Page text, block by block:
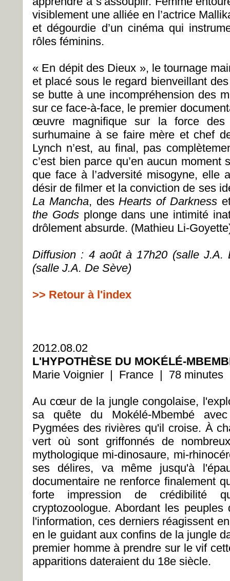
visiblement une alliée en l’actrice
et dégourdie d’un cinéma qui
rôles féminins.
« En dépit des Dieux », le tournage
et placé sous le regard bienveillant
se butte à une incompréhension des
sur ce face-à-face, le premier
œuvre magnifique sur la force des
surhumaine à se faire mère et chef
Lynch n’est, au final, pas
c’est bien parce qu’en aucun
que face à l’adversité misogyne, elle
désir de filmer et la conviction de ses
La Mancha, desHearts of Darkness
the Godsplonge dans une intimité
drôlement absurde. (Mathieu Li-
Diffusion : 4 août à 17h20 (salle
(salle J.A. De Sève)
>> Retour à l'index
2012.08.02
L'HYPOTHÈSE DU MOKÉLÉ-
Marie Voignier | France | 78 minutes
Au cœur de la jungle congolaise,
sa quête du Mokélé-Mbembé
Pygmées des rivières qu'il croise. À
vert où sont griffonnés de
mythologique mi-dinosaure, mi-
ses délires, va même jusqu'à
documentaire ne renforce finalement
forte impression de crédibilité
cryptozoologue. Abordant les
l'information, ces derniers réagissent
en le guidant aux confins de la jungle
premier homme à prendre sur le vif
apparitions dateraient du 18e siècle.